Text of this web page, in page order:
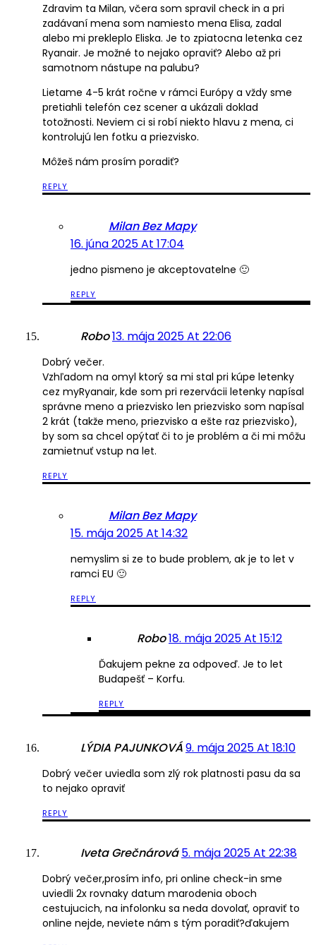
Zdravim ta Milan, včera som spravil check in a pri
zadávaní mena som namiesto mena Elisa, zadal
alebo mi prekleplo Eliska. Je to zpiatocna letenka cez
Ryanair. Je možné to nejako opraviť? Alebo až pri
samotnom nástupe na palubu?
Lietame 4-5 krát ročne v rámci Európy a vždy sme
pretiahli telefón cez scener a ukázali doklad
totožnosti. Neviem ci si robí niekto hlavu z mena, ci
kontrolujú len fotku a priezvisko.
Môžeš nám prosím poradiť?
REPLY
Milan Bez Mapy
16. júna 2025 At 17:04
jedno pismeno je akceptovatelne 🙂
REPLY
Robo13. mája 2025 At 22:06
Dobrý večer.
Vzhľadom na omyl ktorý sa mi stal pri kúpe letenky
cez myRyanair, kde som pri rezervácii letenky napísal
správne meno a priezvisko len priezvisko som napísal
2 krát (takže meno, priezvisko a ešte raz priezvisko),
by som sa chcel opýtať či to je problém a či mi môžu
zamietnuť vstup na let.
REPLY
Milan Bez Mapy
15. mája 2025 At 14:32
nemyslim si ze to bude problem, ak je to let v
ramci EU 🙂
REPLY
Robo18. mája 2025 At 15:12
Ďakujem pekne za odpoveď. Je to let
Budapešť – Korfu.
REPLY
LÝDIA PAJUNKOVÁ9. mája 2025 At 18:10
Dobrý večer uviedla som zlý rok platnosti pasu da sa
to nejako opraviť
REPLY
Iveta Grečnárová 5. mája 2025 At 22:38
Dobrý večer,prosím info, pri online check-in sme
uviedli 2x rovnaky datum marodenia oboch
cestujucich, na infolonku sa neda dovolať, opraviť to
online nejde, neviete nám s tým poradiť?ďakujem